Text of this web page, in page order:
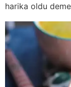
harika oldu